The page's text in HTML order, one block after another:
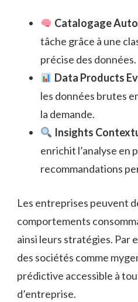
Catalogage
tâche grâce à une
précise des données.
Data Products
les données brutes
la demande.
Insights
enrichit l’analyse en
recommandations
Les entreprises peuvent
comportements
ainsi leurs stratégies. Par
des sociétés comme
prédictive accessible à
d’entreprise.